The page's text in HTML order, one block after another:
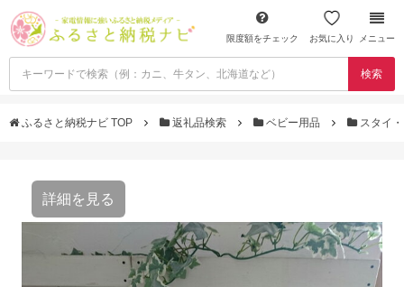
限度額をチェック お気に入り メニュー
検索
ふるさと納税ナビ TOP 返礼品検索 ベビー用品 スタイ
詳細を見る